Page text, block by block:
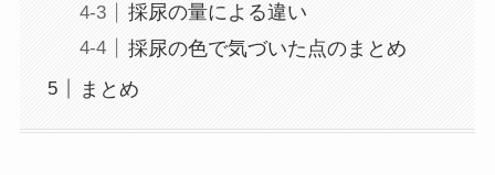
採尿の量による違い
採尿の色で気づいた点のまとめ
まとめ